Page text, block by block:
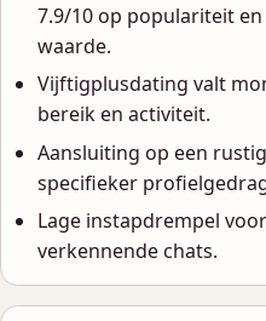
7.9/10 op populariteit
waarde.
Vijftigplusdating valt
bereik en activiteit.
Aansluiting op een
specifieker
Lage instapdrempel
verkennende chats.